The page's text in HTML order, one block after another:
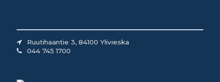
Ruutihaantie 3, 84100 Ylivieska
044 745 1700